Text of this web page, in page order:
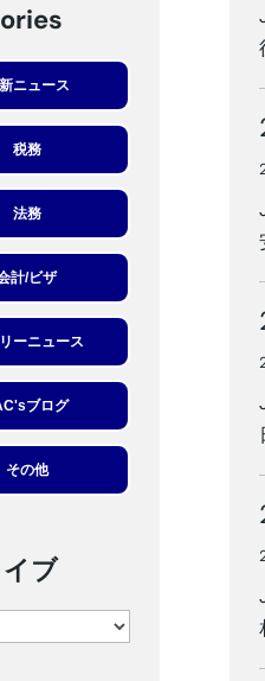
ニュース
税務
法務
計/ビザ
ーニュース
ブログ
その他
ブ